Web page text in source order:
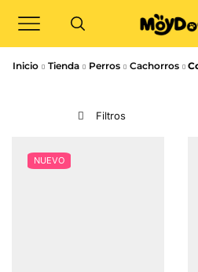
Inicio Tienda Perros Cachorros
Filtros
NUEVO